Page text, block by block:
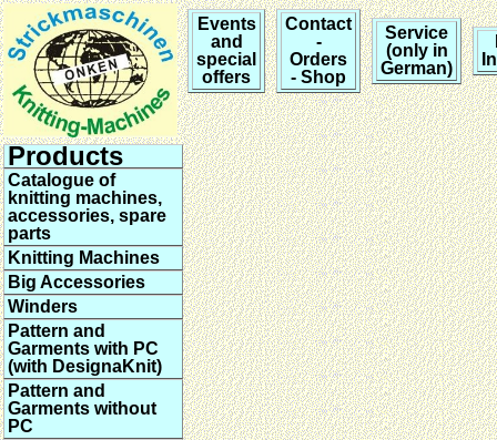
Events
and
special
offers
Contact
-
Orders
- Shop
Service
(only in
German)
Products
Catalogue of
knitting machines,
accessories, spare
parts
Knitting Machines
Big Accessories
Winders
Pattern and
Garments with PC
(with DesignaKnit)
Pattern and
Garments without
PC